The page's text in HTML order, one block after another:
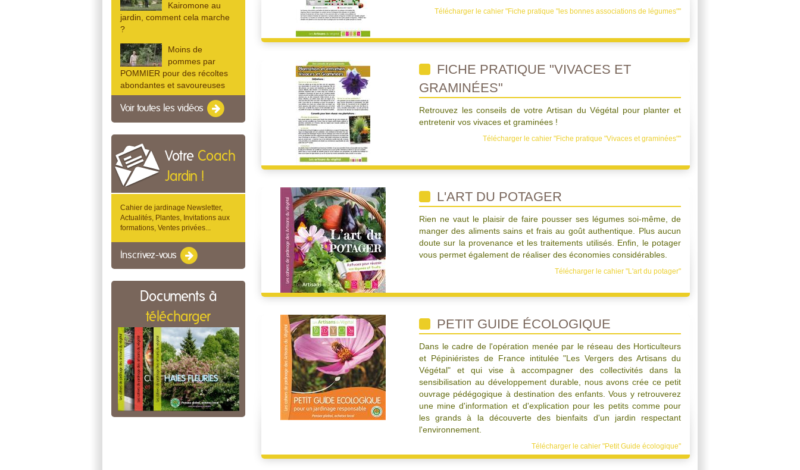
Kairomone au
jardin, comment cela marche
?
Moins de
pommes par
POMMIER pour des récoltes
abondantes et savoureuses
Voir toutes les vidéos
Votre Coach
Jardin !
Cahier de jardinage Newsletter,
Actualités, Plantes, Invitations aux
formations, Ventes privées...
Inscrivez-vous
Documents à
télécharger
Télécharger le cahier "Fiche pratique "les bonnes associations de légumes""
FICHE PRATIQUE "VIVACES ET
GRAMINÉES"
Retrouvez les conseils de votre Artisan du Végétal pour planter et
entretenir vos vivaces et graminées !
Télécharger le cahier "Fiche pratique "Vivaces et graminées""
L'ART DU POTAGER
Rien ne vaut le plaisir de faire pousser ses légumes soi-même, de
manger des aliments sains et frais au goût authentique. Plus aucun
doute sur la provenance et les traitements utilisés. Enfin, le potager
vous permet également de réaliser des économies considérables.
Télécharger le cahier "L'art du potager"
PETIT GUIDE ÉCOLOGIQUE
Dans le cadre de l'opération menée par le réseau des Horticulteurs
et Pépiniéristes de France intitulée "Les Vergers des Artisans du
Végétal" et qui vise à accompagner des collectivités dans la
sensibilisation au développement durable, nous avons crée ce petit
ouvrage pédégogique à destination des enfants. Vous y retrouverez
une mine d'information et d'explication pour les petits comme pour
les grands à la découverte des bienfaits d'un jardin respectant
l'environnement.
Télécharger le cahier "Petit Guide écologique"